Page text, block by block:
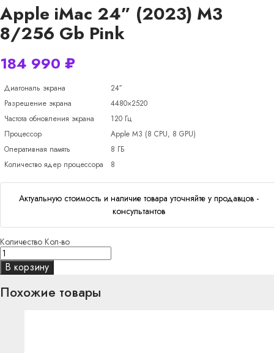
Apple iMac 24” (2023) M3
8/256 Gb Pink
184 990 ₽
Диагональ экрана
24″
Разрешение экрана
4480×2520
Частота обновления экрана
120 Гц
Процессор
Apple M3 (8 CPU, 8 GPU)
Оперативная память
8 ГБ
Количество ядер процессора
8
Актуальную стоимость и наличие товара уточняйте у продавцов -
консультантов
Количество Кол-во
В корзину
Похожие товары